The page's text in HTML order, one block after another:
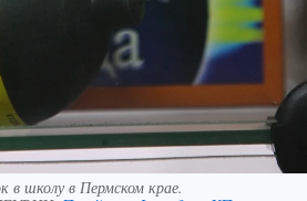
в школу в Пермском крае.